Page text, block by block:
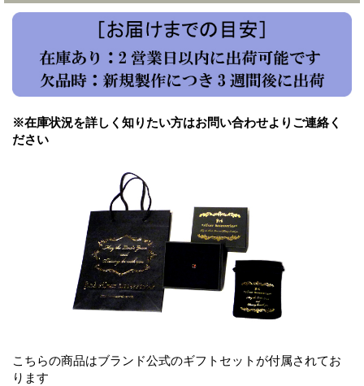
※在庫状況を詳しく知りたい方はお問い合わせよりご連絡く
ださい
こちらの商品はブランド公式のギフトセットが付属されてお
ります